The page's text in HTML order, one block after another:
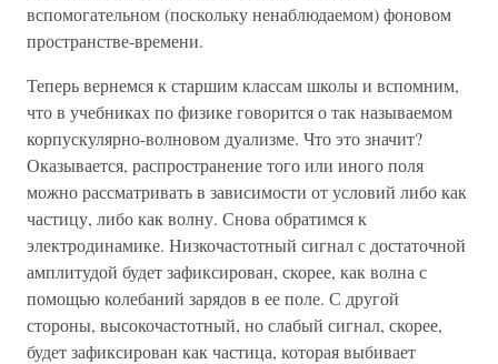
вспомогательном (поскольку ненаблюдаемом) фоновом
пространстве-времени.
Теперь вернемся к старшим классам школы и вспомним,
что в учебниках по физике говорится о так называемом
корпускулярно-волновом дуализме. Что это значит?
Оказывается, распространение того или иного поля
можно рассматривать в зависимости от условий либо как
частицу, либо как волну. Снова обратимся к
электродинамике. Низкочастотный сигнал с достаточной
амплитудой будет зафиксирован, скорее, как волна с
помощью колебаний зарядов в ее поле. С другой
стороны, высокочастотный, но слабый сигнал, скорее,
будет зафиксирован как частица, которая выбивает